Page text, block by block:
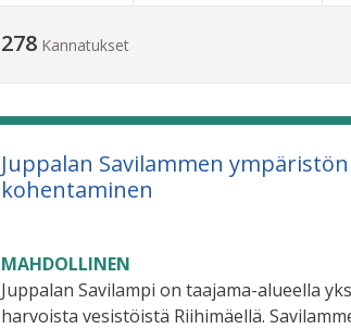
278 Kannatukset
Juppalan Savilammen ympäristön
kohentaminen
MAHDOLLINEN
Juppalan Savilampi on taajama-alueella
harvoista vesistöistä Riihimäellä.